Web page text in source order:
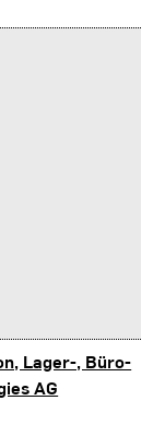
Lager-, Büro-
AG